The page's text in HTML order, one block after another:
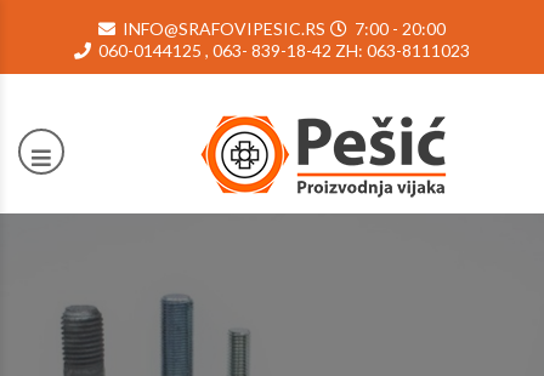
INFO@SRAFOVIPESIC.RS
7:00 - 20:00
060-0144125 , 063- 839-18-42 ZH: 063-8111023